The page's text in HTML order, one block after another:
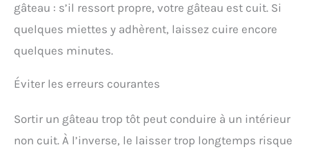
gâteau : s’il ressort propre, votre gâteau est cuit. Si
quelques miettes y adhèrent, laissez cuire encore
quelques minutes.
Éviter les erreurs courantes
Sortir un gâteau trop tôt peut conduire à un intérieur
non cuit. À l’inverse, le laisser trop longtemps risque